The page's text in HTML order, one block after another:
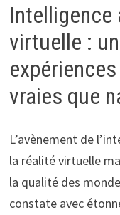
virtuelle :
vraies que
L’avènement de
la réalité virtuelle
la qualité des
constate avec